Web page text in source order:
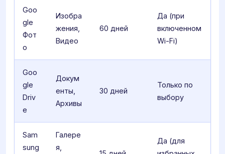
Goo
gle
Фот
о
Изобра
жения,
Видео
60 дней
Да (при
включенном
Wi-Fi)
Goo
gle
Driv
e
Докум
енты,
Архивы
30 дней
Только по
выбору
Sam
sung
Галере
я,
Да (для